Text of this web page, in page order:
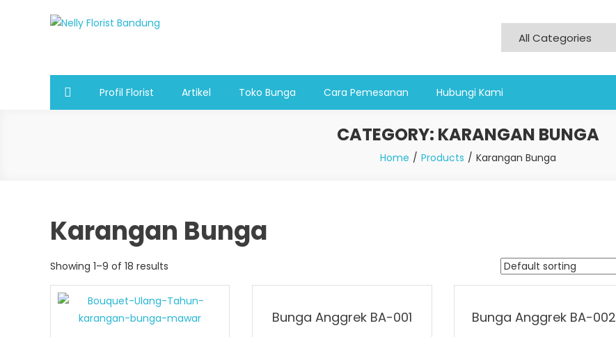
Profil Florist Artikel Toko Bunga Cara Pemesanan Hubungi Kami
CATEGORY: KARANGAN BUNGA
Home Products Karangan Bunga
Karangan Bunga
Showing 1–9 of 18 results
Bunga Anggrek BA-001 Bunga Anggrek BA-002